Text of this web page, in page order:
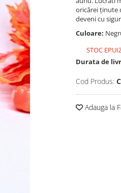
oricărei ținute
deveni cu
Culoare:
STOC
Durata de
Cod Produs:
Adauga la